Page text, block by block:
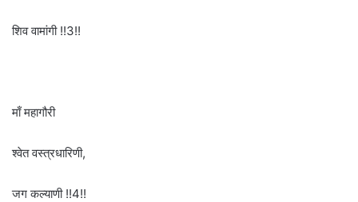
शिव वामांगी !!3!!
माँ महागौरी
श्वेत वस्त्रधारिणी,
जग कल्याणी !!4!!